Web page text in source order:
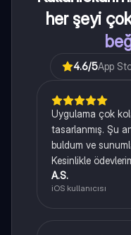
her şeyi
4.6/5App
Uygulama çok
tasarlanmış. Şu
buldum ve
Kesinlikle
A.S.
iOS kullanıcısı